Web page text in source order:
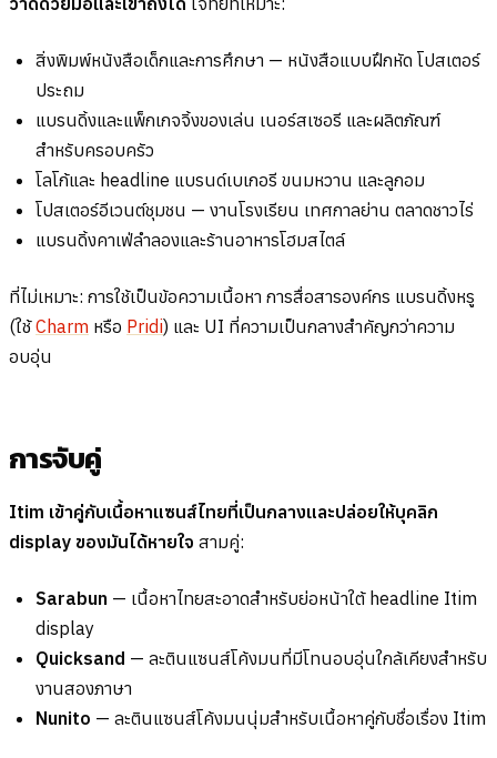
สิ่งพิมพ์หนังสือเด็กและการศึกษา — หนังสือแบบฝึกหัด โปสเตอร์
ประถม
แบรนดิ้งและแพ็กเกจจิ้งของเล่น เนอร์สเซอรี และผลิตภัณฑ์
สำหรับครอบครัว
โลโก้และ headline แบรนด์เบเกอรี ขนมหวาน และลูกอม
โปสเตอร์อีเวนต์ชุมชน — งานโรงเรียน เทศกาลย่าน ตลาดชาวไร่
แบรนดิ้งคาเฟ่ลำลองและร้านอาหารโฮมสไตล์
ที่ไม่เหมาะ: การใช้เป็นข้อความเนื้อหา การสื่อสารองค์กร แบรนดิ้งหรู
(ใช้Charm หรือ Pridi) และ UI ที่ความเป็นกลางสำคัญกว่าความ
อบอุ่น
การจับคู่
Itim เข้าคู่กับเนื้อหาแซนส์ไทยที่เป็นกลางและปล่อยให้บุคลิก
display ของมันได้หายใจ สามคู่:
Sarabun — เนื้อหาไทยสะอาดสำหรับย่อหน้าใต้ headline Itim
display
Quicksand — ละตินแซนส์โค้งมนที่มีโทนอบอุ่นใกล้เคียงสำหรับ
งานสองภาษา
Nunito — ละตินแซนส์โค้งมนนุ่มสำหรับเนื้อหาคู่กับชื่อเรื่อง Itim